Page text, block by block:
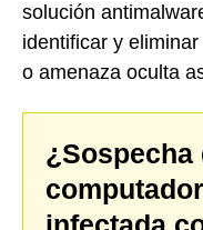
solución
identificar y
o amenaza oculta
¿Sospecha